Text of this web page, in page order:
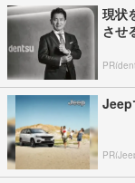
現状
させ
Jeep